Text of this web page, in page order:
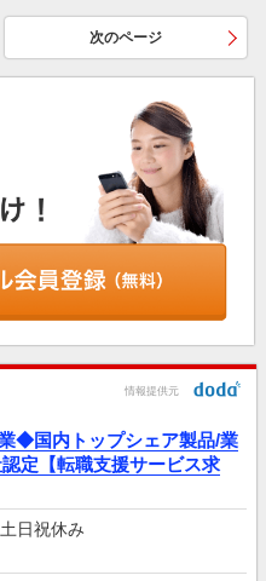
次のページ
情報提供元
◆国内トップシェア製品/業
定【転職支援サービス求
土日祝休み